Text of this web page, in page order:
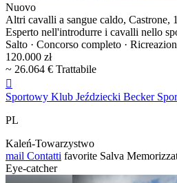
Nuovo
Altri cavalli a sangue caldo, Castrone,
Esperto nell'introdurre i cavalli nello
Salto · Concorso completo ·
120.000 zł
~ 26.064 € Trattabile

Sportowy Klub Jeździecki Becker
PL
Kaleń-Towarzystwo
mail Contatti favorite Salva
Eye-catcher